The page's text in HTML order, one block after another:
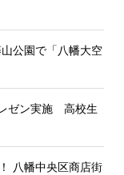
公園で「八幡大空
ゼン実施 高校生
八幡中央区商店街